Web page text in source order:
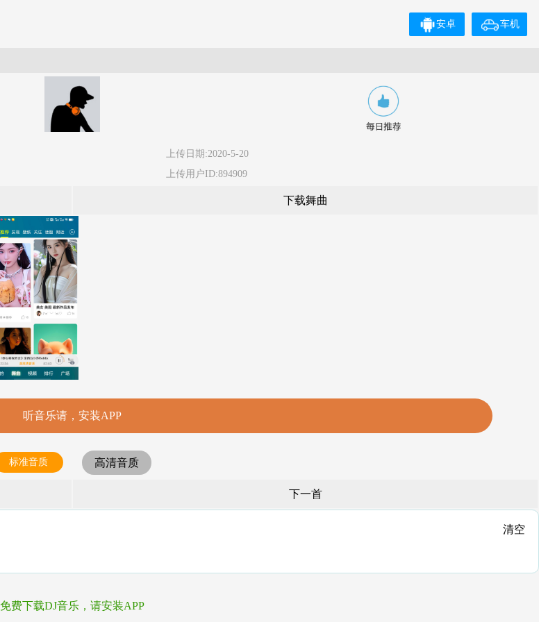
车机
安卓
上传日期:2020-5-20
上传用户ID:894909
下载舞曲
听音乐请，安装APP
标准音质 高清音质
下一首
清空
免费下载DJ音乐，请安装APP